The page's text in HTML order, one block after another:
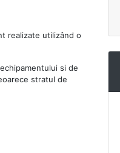
realizate utilizând o
si de
stratul de